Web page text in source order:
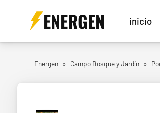
ENERGEN inicio
Energen » Campo Bosque y Jardín »